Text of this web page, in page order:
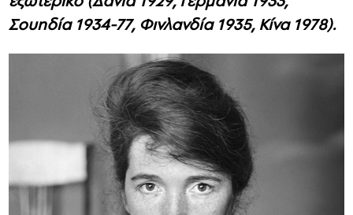
Σουηδία 1934-77, Φινλανδία 1935, Κίνα 1978).